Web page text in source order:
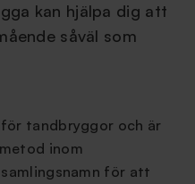
kan hjälpa dig att
såväl som
för tandbryggor och är
inom
för att